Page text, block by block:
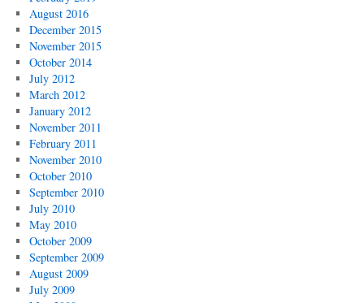
August 2016
December 2015
November 2015
October 2014
July 2012
March 2012
January 2012
November 2011
February 2011
November 2010
October 2010
September 2010
July 2010
May 2010
October 2009
September 2009
August 2009
July 2009